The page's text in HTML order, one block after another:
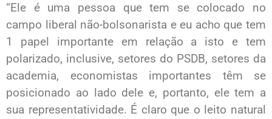
“Ele é uma pessoa que tem se colocado no
campo liberal não-bolsonarista e eu acho que tem
1 papel importante em relação a isto e tem
polarizado, inclusive, setores do PSDB, setores da
academia, economistas importantes têm se
posicionado ao lado dele e, portanto, ele tem a
sua representatividade. É claro que o leito natural